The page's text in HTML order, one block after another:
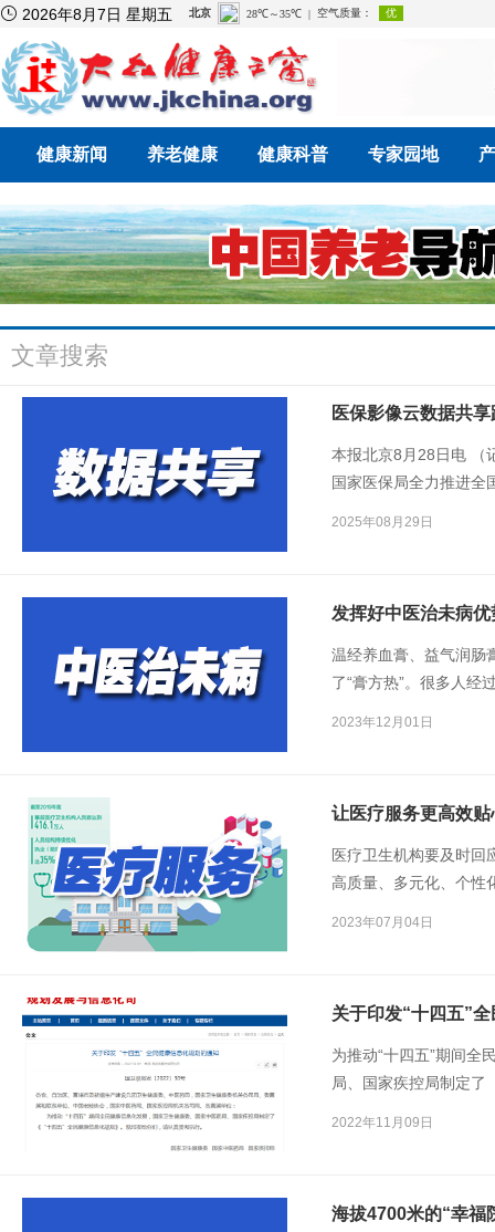
 2026年8月7日 星期五
健康新闻 养老健康 健康科普 专家园地
文章搜索
医保影像云数据共
本报北京8月28日电 （
国家医保局全力推进全
2025年08月29日
发挥好中医治未病优
温经养血膏、益气润
了“膏方热”。很多人经
2023年12月01日
让医疗服务更高效贴
医疗卫生机构要及时回
高质量、多元化、个性
2023年07月04日
关于印发“十四五”
为推动“十四五”期间全
局、国家疾控局制定了
2022年11月09日
海拔4700米的“幸福